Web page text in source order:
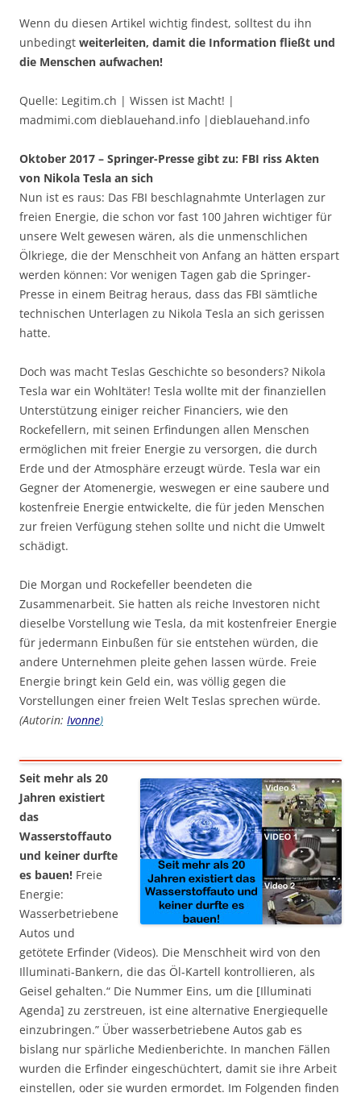
Wenn du diesen Artikel wichtig findest, solltest du ihn
unbedingt weiterleiten, damit die Information fließt und
die Menschen aufwachen!
Quelle: Legitim.ch | Wissen ist Macht! |
madmimi.com dieblauehand.info |dieblauehand.info
Oktober 2017 – Springer-Presse gibt zu: FBI riss Akten
von Nikola Tesla an sich
Nun ist es raus: Das FBI beschlagnahmte Unterlagen zur
freien Energie, die schon vor fast 100 Jahren wichtiger für
unsere Welt gewesen wären, als die unmenschlichen
Ölkriege, die der Menschheit von Anfang an hätten erspart
werden können: Vor wenigen Tagen gab die Springer-
Presse in einem Beitrag heraus, dass das FBI sämtliche
technischen Unterlagen zu Nikola Tesla an sich gerissen
hatte.
Doch was macht Teslas Geschichte so besonders? Nikola
Tesla war ein Wohltäter! Tesla wollte mit der finanziellen
Unterstützung einiger reicher Financiers, wie den
Rockefellern, mit seinen Erfindungen allen Menschen
ermöglichen mit freier Energie zu versorgen, die durch
Erde und der Atmosphäre erzeugt würde. Tesla war ein
Gegner der Atomenergie, weswegen er eine saubere und
kostenfreie Energie entwickelte, die für jeden Menschen
zur freien Verfügung stehen sollte und nicht die Umwelt
schädigt.
Die Morgan und Rockefeller beendeten die
Zusammenarbeit. Sie hatten als reiche Investoren nicht
dieselbe Vorstellung wie Tesla, da mit kostenfreier Energie
für jedermann Einbußen für sie entstehen würden, die
andere Unternehmen pleite gehen lassen würde. Freie
Energie bringt kein Geld ein, was völlig gegen die
Vorstellungen einer freien Welt Teslas sprechen würde.
(Autorin: Ivonne)
Seit mehr als 20
Jahren existiert
das
Wasserstoffauto
und keiner durfte
es bauen! Freie
Energie:
Wasserbetriebene
Autos und
getötete Erfinder (Videos). Die Menschheit wird von den
Illuminati-Bankern, die das Öl-Kartell kontrollieren, als
Geisel gehalten.“ Die Nummer Eins, um die [Illuminati
Agenda] zu zerstreuen, ist eine alternative Energiequelle
einzubringen.” Über wasserbetriebene Autos gab es
bislang nur spärliche Medienberichte. In manchen Fällen
wurden die Erfinder eingeschüchtert, damit sie ihre Arbeit
einstellen, oder sie wurden ermordet. Im Folgenden finden